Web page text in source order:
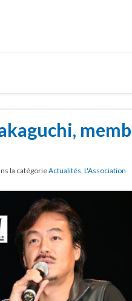
la catégorieActualités, L'Association